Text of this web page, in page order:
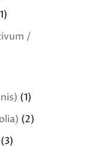
/
(1)
(2)
(3)